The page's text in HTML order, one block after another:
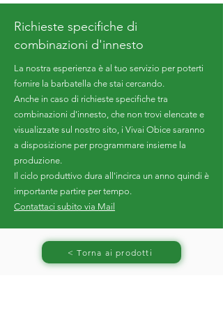
Richieste specifiche di
combinazioni d'innesto
La nostra esperienza è al tuo servizio per poterti
fornire la barbatella che stai cercando.
Anche in caso di richieste specifiche tra
combinazioni d'innesto, che non trovi elencate e
visualizzate sul nostro sito, i Vivai Obice saranno
a disposizione per programmare insieme la
produzione.
Il ciclo produttivo dura all'incirca un anno quindi è
importante partire per tempo.
Contattaci subito via Mail
< Torna ai prodotti